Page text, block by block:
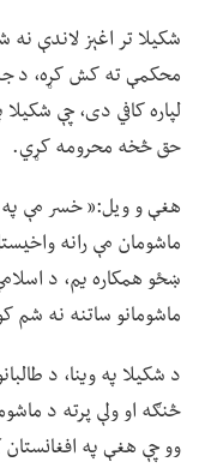
شکيلا تر اغېز لاندې نه
محکمې ته کش کړه، د
لپاره کافي دی، چې
حق څخه محرومه کړي.
هغې و ویل:« خسر مې په
ماشومان مې رانه
ښځو همکاره یم، د
ماشومانو ساتنه نه شم
د شکیلا په وینا، د
څنګه او ولې پرته د
وو چې هغې په افغانستان